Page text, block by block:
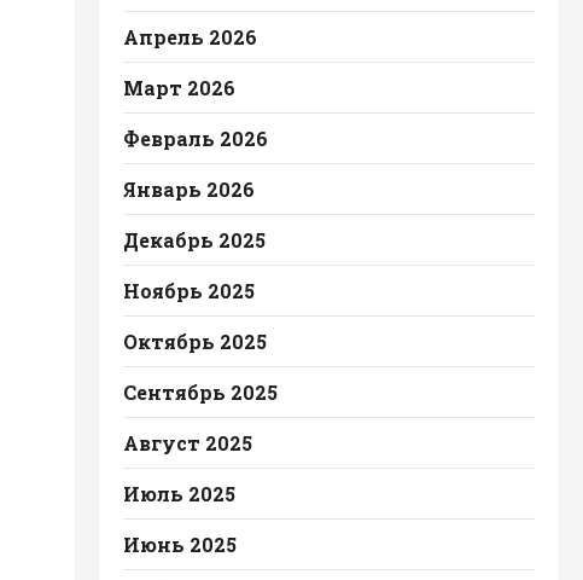
Апрель 2026
Март 2026
Февраль 2026
Январь 2026
Декабрь 2025
Ноябрь 2025
Октябрь 2025
Сентябрь 2025
Август 2025
Июль 2025
Июнь 2025